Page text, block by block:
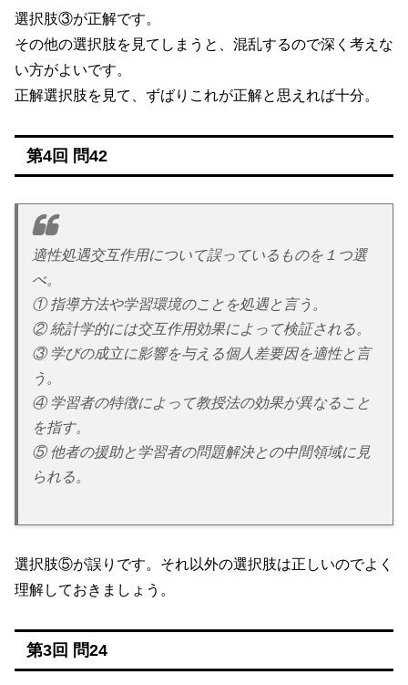
選択肢③が正解です。
その他の選択肢を見てしまうと、混乱するので深く考えな
い方がよいです。
正解選択肢を見て、ずばりこれが正解と思えれば十分。
第4回 問42
適性処遇交互作用について誤っているものを１つ選
べ。
① 指導方法や学習環境のことを処遇と言う。
② 統計学的には交互作用効果によって検証される。
③ 学びの成立に影響を与える個人差要因を適性と言
う。
④ 学習者の特徴によって教授法の効果が異なること
を指す。
⑤ 他者の援助と学習者の問題解決との中間領域に見
られる。
選択肢⑤が誤りです。それ以外の選択肢は正しいのでよく
理解しておきましょう。
第3回 問24